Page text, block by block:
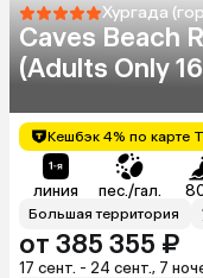
Хургада
Caves Beach
(Adults Only
Кешбэк 4% по карте
линия пес./гал.
Большая территория
от 385 355 ₽
17 сент. - 24 сент., 7